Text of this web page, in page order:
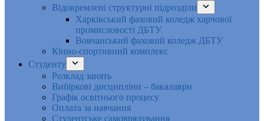
Відокремлені структурні підрозділи
Харківський фаховий коледж харчової
промисловості ДБТУ
Вовчанський фаховий коледж ДБТУ
Кінно-спортивний комплекс
Студенту
Розклад занять
Вибіркові дисципліни – бакалаври
Графік освітнього процесу
Оплата за навчання
Студентське самоврядування